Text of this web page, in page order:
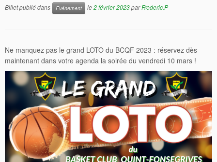
Billet publié dans Evénement le2 février 2023parFrederic.P
Ne manquez pas le grand LOTO du BCQF 2023 : réservez dès
maintenant dans votre agenda la soirée du vendredi 10 mars !